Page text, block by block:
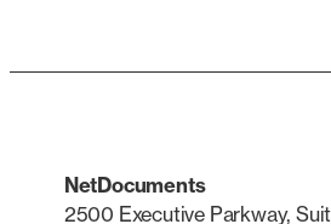
NetDocuments
2500 Executive Parkway,